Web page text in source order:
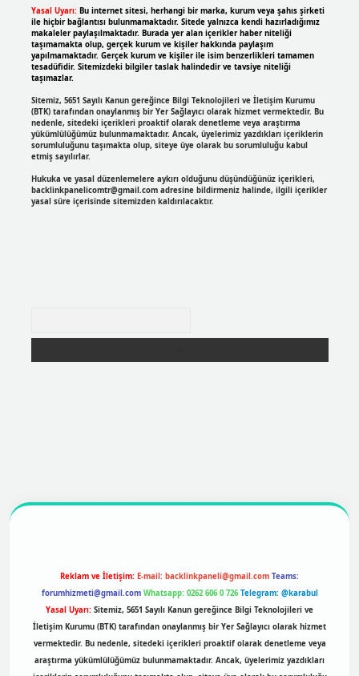
Yasal Uyarı: Bu internet sitesi, herhangi bir marka, kurum veya şahıs şirketi
ile hiçbir bağlantısı bulunmamaktadır. Sitede yalnızca kendi hazırladığımız
makaleler paylaşılmaktadır. Burada yer alan içerikler haber niteliği
taşımamakta olup, gerçek kurum ve kişiler hakkında paylaşım
yapılmamaktadır. Gerçek kurum ve kişiler ile isim benzerlikleri tamamen
tesadüfidir. Sitemizdeki bilgiler taslak halindedir ve tavsiye niteliği
taşımazlar.
Sitemiz, 5651 Sayılı Kanun gereğince Bilgi Teknolojileri ve İletişim Kurumu
(BTK) tarafından onaylanmış bir Yer Sağlayıcı olarak hizmet vermektedir. Bu
nedenle, sitedeki içerikleri proaktif olarak denetleme veya araştırma
yükümlülüğümüz bulunmamaktadır. Ancak, üyelerimiz yazdıkları içeriklerin
sorumluluğunu taşımakta olup, siteye üye olarak bu sorumluluğu kabul
etmiş sayılırlar.
Hukuka ve yasal düzenlemelere aykırı olduğunu düşündüğünüz içerikleri,
backlinkpanelicomtr@gmail.comadresine bildirmeniz halinde, ilgili içerikler
yasal süre içerisinde sitemizden kaldırılacaktır.
Reklam ve İletişim: E-mail: backlinkpaneli@gmail.com Teams:
forumhizmeti@gmail.com Whatsapp: 0262 606 0 726 Telegram: @karabul
Yasal Uyarı: Sitemiz, 5651 Sayılı Kanun gereğince Bilgi Teknolojileri ve
İletişim Kurumu (BTK) tarafından onaylanmış bir Yer Sağlayıcı olarak hizmet
vermektedir. Bu nedenle, sitedeki içerikleri proaktif olarak denetleme veya
araştırma yükümlülüğümüz bulunmamaktadır. Ancak, üyelerimiz yazdıkları